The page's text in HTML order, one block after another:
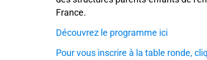
France.
Découvrez le programme ici
Pour vous inscrire à la table ronde,